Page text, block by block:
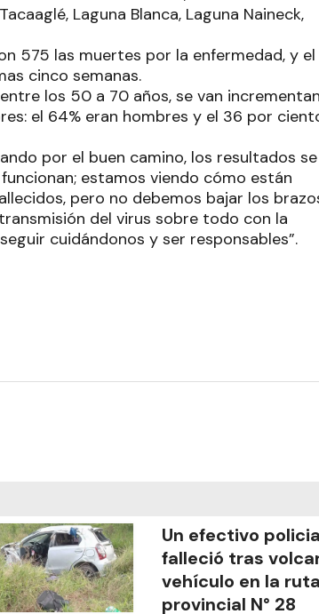
Laguna Blanca, Laguna Naineck,
575 las muertes por la enfermedad, y el
cinco semanas.
los 50 a 70 años, se van
el 64% eran hombres y el 36 por
por el buen camino, los resultados se
estamos viendo cómo están
pero no debemos bajar los
del virus sobre todo con la
cuidándonos y ser responsables”.
Un efectivo
falleció tras
vehículo en la ruta
provincial N° 28